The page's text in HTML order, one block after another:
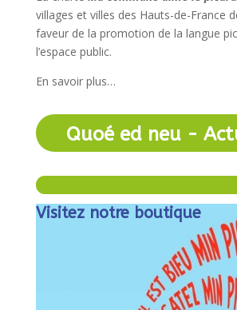
villages et villes des Hauts-de-France
faveur de la promotion de la langue
l’espace public.
En savoir plus…
Quoé ed neu -
Visitez notre boutique